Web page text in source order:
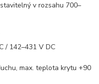
v rozsahu 700–
/ 142–431 V DC
max. teplota krytu +90